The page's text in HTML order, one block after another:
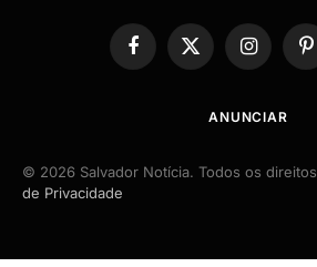
Facebook
X
(Twitter)
Instagram
ANUNCIAR
© 2026 Salvador Notícia. Todos os
de Privacidade